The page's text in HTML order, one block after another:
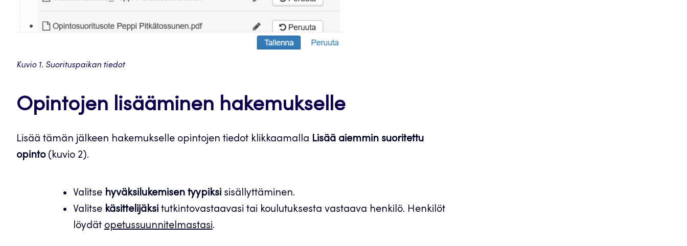
Kuvio 1. Suorituspaikan tiedot
Opintojen lisääminen hakemukselle
Lisää tämän jälkeen hakemukselle opintojen tiedot klikkaamalla Lisää aiemmin suoritettu
opinto(kuvio 2).
Valitse hyväksilukemisen tyypiksi sisällyttäminen.
Valitse käsittelijäksi tutkintovastaavasi tai koulutuksesta vastaava henkilö. Henkilöt
löydät opetussuunnitelmastasi.